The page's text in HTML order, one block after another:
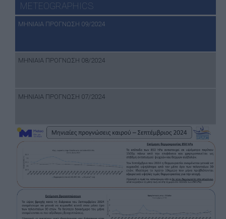
METEOGRAPHICS
ΜΗΝΙΑΙΑ ΠΡΟΓΝΩΣΗ 09/2024
ΜΗΝΙΑΙΑ ΠΡΟΓΝΩΣΗ 08/2024
ΜΗΝΙΑΙΑ ΠΡΟΓΝΩΣΗ 07/2024